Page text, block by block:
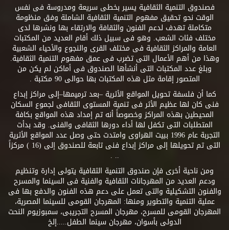
فصندوق التنمية الثقافية يسير بخطى سريعة ومدروسة فى نفس
الوقت نحو تحقيق مفهوم التنمية الثقافية الشاملة وفق منظومة
متكاملة تهدف لدعم الفنون والثقافة والارتقاء بها ونشرها لدى
مختلف فئات الشعب. وهو فى سبيل ذلك أقام العديد من المكتبات
العامة والمراكز الثقافية فى مختلف القرى والنجوع والأحياء الشعبية
وهذا من أهم الأعمال التى تضرب فى عمق مفهوم التنمية الثقافية.
وبلغ عدد المكتبات التى أنشأها الصندوق فى أماكن لم يكن من
المتصور إقامة مثل هذه المكتبات بها حوالى 90 مكتبة .
كما أن فلسفة تحويل المواقع الأثرية –بعد ترميمها–إلى مراكز إبداع
فنى كان لها عظيم الأثر فى تنمية المستوى الثقافى لجموع السكان
المحيطين بهذه المراكز وخصوصاً أنه تم إمداد هذه المواقع بكافة
المتطلبات التى تكفل لها أداء دورها الثقافى والفنى. وقد بدأت
التجربة عام 1996 ببيت الهراوى وامتدت حتى وصل عدد المواقع الأثرية
التى تم تحويلها إلى مراكز إبداع فنى تابعة للصندوق إلى (16 ) مركزاً
.. .
ومن ناحية أخرى فإن صندوق التنمية الثقافية يتولى إدارة وتنظيم
ودعم العديد من المهرجانات الثقافية والفنية فى السينما والمسرح
والفنون التشكيلية والتى تعمل على دعم هذه الفنون والدفع بها فى
عملية التنمية والتطوير ومنها: المهرجان القومى للسينما المصرية،
المهرجان القومى للمسرح، مهرجان المسرح التجريبى، سمبوزيوم النحت
الدولى بأسوان، مهرجان سينما الطفل.....إلخ